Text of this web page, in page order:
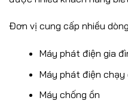
Đơn vị cung cấp nhiều
Máy phát điện gia
Máy phát điện chạy
Máy chống ồn